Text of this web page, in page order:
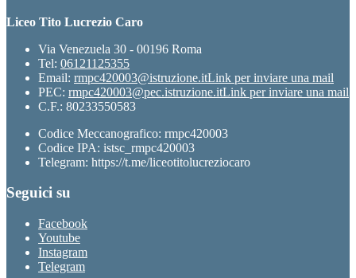
Liceo Tito Lucrezio Caro
Via Venezuela 30 - 00196 Roma
Tel: 06121125355
Email: rmpc420003@istruzione.itLink per inviare una mail
PEC: rmpc420003@pec.istruzione.itLink per inviare una mail
C.F.: 80233550583
Codice Meccanografico: rmpc420003
Codice IPA: istsc_rmpc420003
Telegram: https://t.me/liceotitolucreziocaro
Seguici su
Facebook
Youtube
Instagram
Telegram